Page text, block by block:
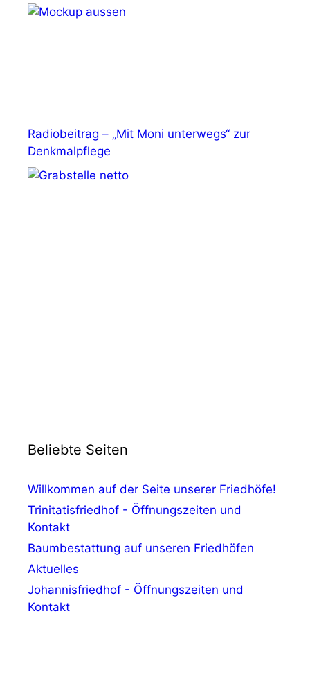
Radiobeitrag – „Mit Moni unterwegs“ zur
Denkmalpflege
Beliebte Seiten
Willkommen auf der Seite unserer Friedhöfe!
Trinitatisfriedhof - Öffnungszeiten und
Kontakt
Baumbestattung auf unseren Friedhöfen
Aktuelles
Johannisfriedhof - Öffnungszeiten und
Kontakt